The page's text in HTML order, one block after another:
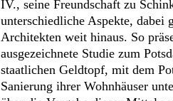
IV., seine Freundschaft zu
unterschiedliche Aspekte, dabei
Architekten weit hinaus. So
ausgezeichnete Studie zum
staatlichen Geldtopf, mit dem
Sanierung ihrer Wohnhäuser